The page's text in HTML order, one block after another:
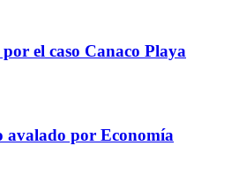
el caso Canaco Playa
avalado por Economía